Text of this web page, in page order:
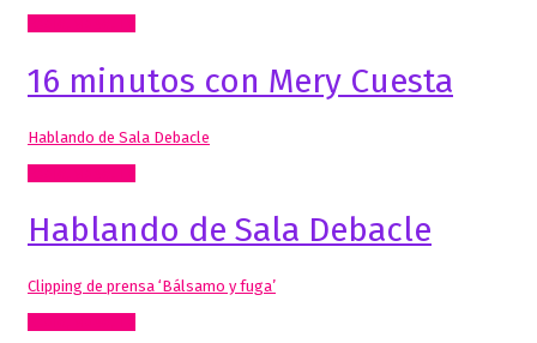
16 minutos con Mery Cuesta
Hablando de Sala Debacle
Hablando de Sala Debacle
Clipping de prensa ‘Bálsamo y fuga’